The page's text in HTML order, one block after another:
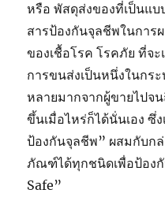
หรือ พัสดุส่งของที่เป็นแ
สารป้องกันจุลชีพในการ
ของเชื้อโรค โรคภัย ที่จะ
การขนส่งเป็นหนึ่งในกร
หลายมากจากผู้ขายไปจ
ขึ้นเมื่อไหร่ก็ได้นั่นเอง ซึ่
ป้องกันจุลชีพ” ผสมกับก
ภัณฑ์ได้ทุกชนิดเพื่อป้อง
Safe”